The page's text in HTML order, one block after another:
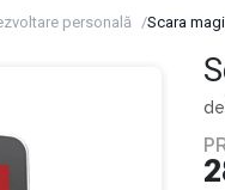
personală Scara
de